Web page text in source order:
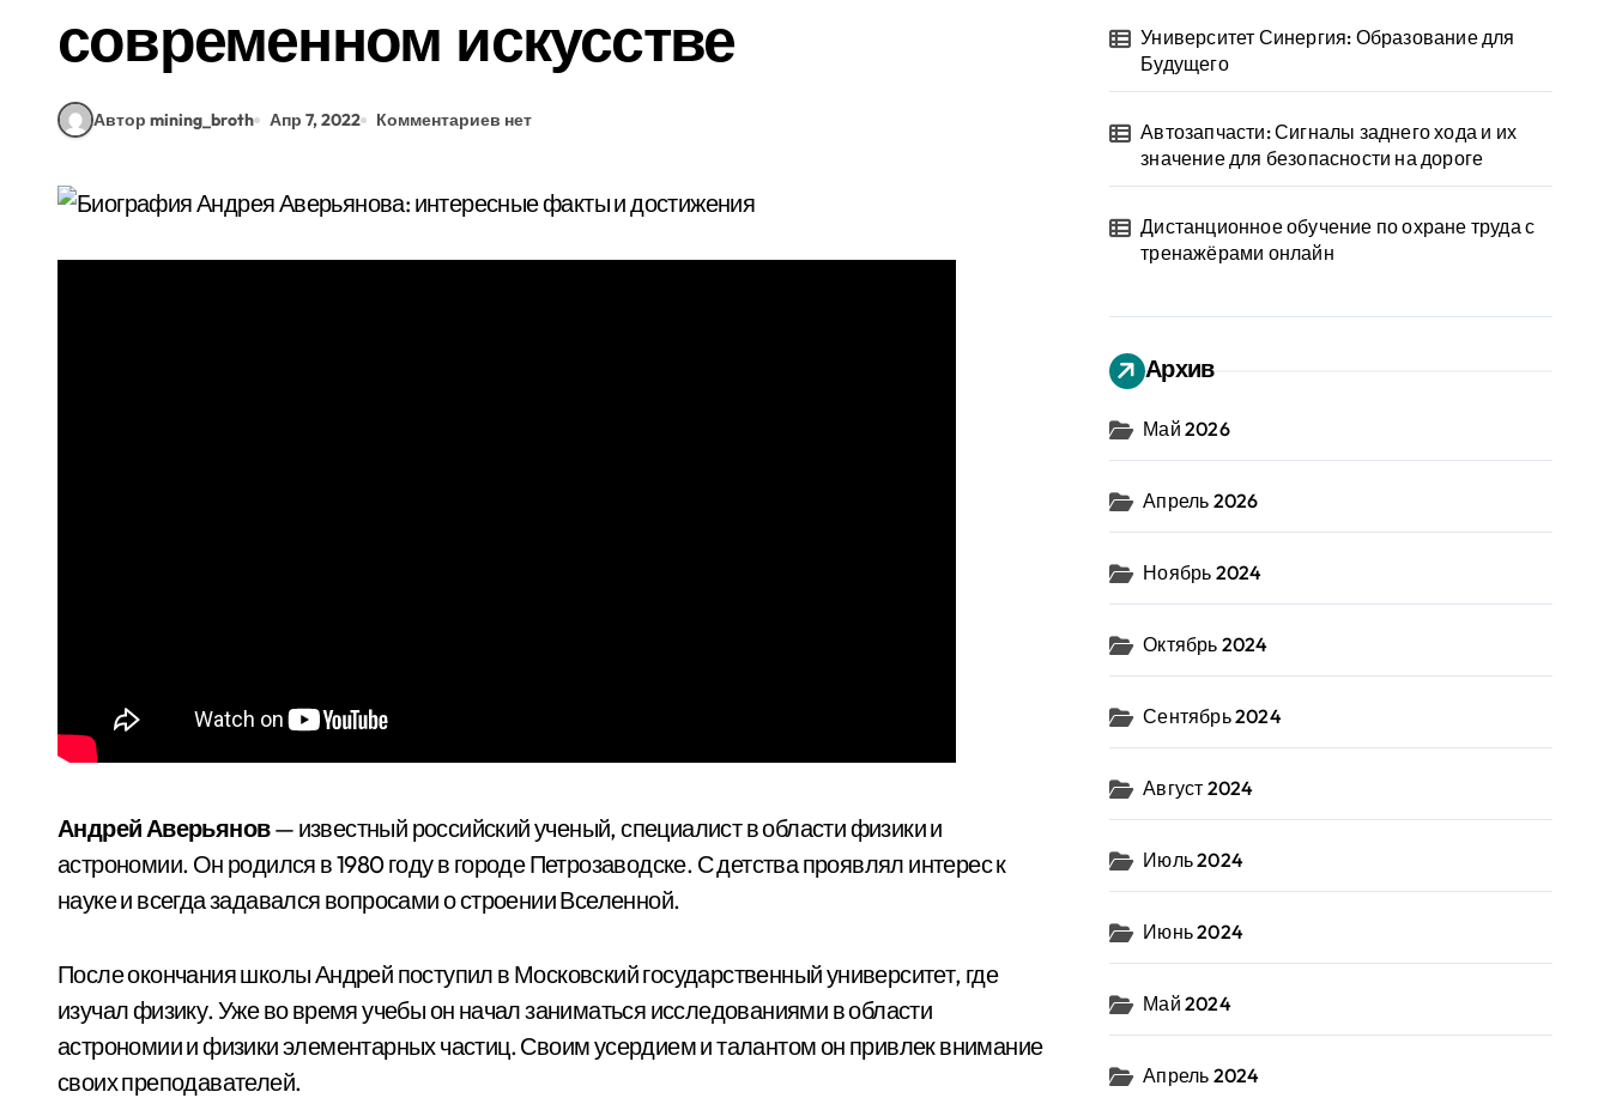
современном искусстве
Автор mining_broth Апр 7, 2022 Комментариев нет
Андрей Аверьянов— известный российский ученый, специалист в области физики и
астрономии. Он родился в 1980 году в городе Петрозаводске. С детства проявлял интерес к
науке и всегда задавался вопросами о строении Вселенной.
После окончания школы Андрей поступил в Московский государственный университет, где
изучал физику. Уже во время учебы он начал заниматься исследованиями в области
астрономии и физики элементарных частиц. Своим усердием и талантом он привлек внимание
своих преподавателей.
Университет Синергия: Образование для
Будущего
Автозапчасти: Сигналы заднего хода и их
значение для безопасности на дороге
Дистанционное обучение по охране труда с
тренажёрами онлайн
Архив
Май 2026
Апрель 2026
Ноябрь 2024
Октябрь 2024
Сентябрь 2024
Август 2024
Июль 2024
Июнь 2024
Май 2024
Апрель 2024